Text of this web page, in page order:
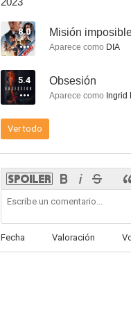
Obi-Wan Kenobi
Exodus: Dioses y reyes
8.5
8.0
Aparece como DIA
5.4 Obsesión
Aparece como Ingrid
Ver todo
Fecha Valoración